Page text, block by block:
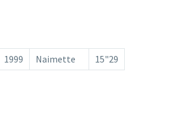
1999 Naimette 15"29